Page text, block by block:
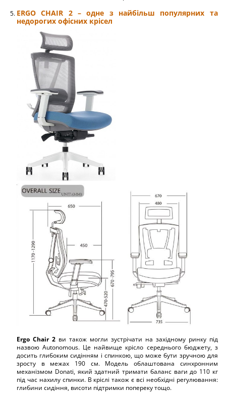
ERGO CHAIR 2 – одне з найбільш популярних та
недорогих офісних крісел
Ergo Chair 2ви також могли зустрічати на західному ринку під
назвою Autonomous. Це найвище крісло середнього бюджету, з
досить глибоким сидінням і спинкою, що може бути зручною для
зросту в межах 190 см. Модель облаштована синхронним
механізмом Donati, який здатний тримати баланс ваги до 110 кг
під час нахилу спинки. В кріслі також є всі необхідні регулювання:
глибини сидіння, висоти підтримки попереку тощо.